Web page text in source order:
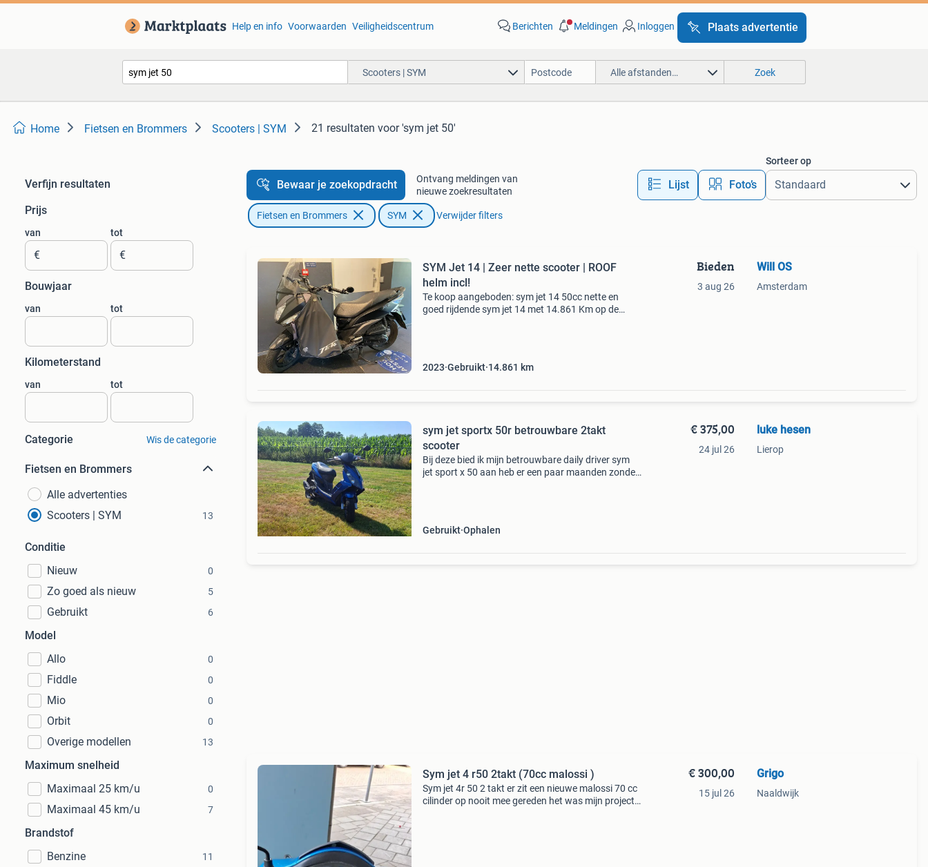
Help en info Voorwaarden Veiligheidscentrum Berichten Meldingen Inloggen Plaats advertentie
Scooters | SYM Alle afstanden… Zoek
Home Fietsen en Brommers Scooters | SYM 21 resultaten voor 'sym jet 50'
Verfijn resultaten
Prijs
van
€
tot
€
Bouwjaar
van tot
Kilometerstand
van tot
Categorie Wis de categorie
Fietsen en Brommers
Alle advertenties
Scooters | SYM
13
Conditie
Nieuw
0
Zo goed als nieuw 5
Gebruikt 6
Model
Allo
0
Fiddle 0
Mio 0
Orbit 0
Overige modellen 13
Maximum snelheid
Maximaal 25 km/u
0
Maximaal 45 km/u 7
Brandstof
Benzine
11
Bewaar je zoekopdracht
Ontvang meldingen van
nieuwe zoekresultaten
Lijst Foto’s
Sorteer op
Fietsen en Brommers SYM Verwijder filters
SYM Jet 14 | Zeer nette scooter | ROOF
helm incl!
Te koop aangeboden: sym jet 14 50cc nette en
goed rijdende sym jet 14 met 14.861 Km op de
2023 Gebruikt 14.861 km
Bieden
3 aug 26
Will OS
Amsterdam
sym jet sportx 50r betrouwbare 2takt
scooter
Bij deze bied ik mijn betrouwbare daily driver sym
jet sport x 50 aan heb er een paar maanden zonder
Gebruikt Ophalen
€ 375,00
24 jul 26
luke hesen
Lierop
Sym jet 4 r50 2takt (70cc malossi )
Sym jet 4r 50 2 takt er zit een nieuwe malossi 70 cc
cilinder op nooit mee gereden het was mijn project
€ 300,00
15 jul 26
Grigo
Naaldwijk